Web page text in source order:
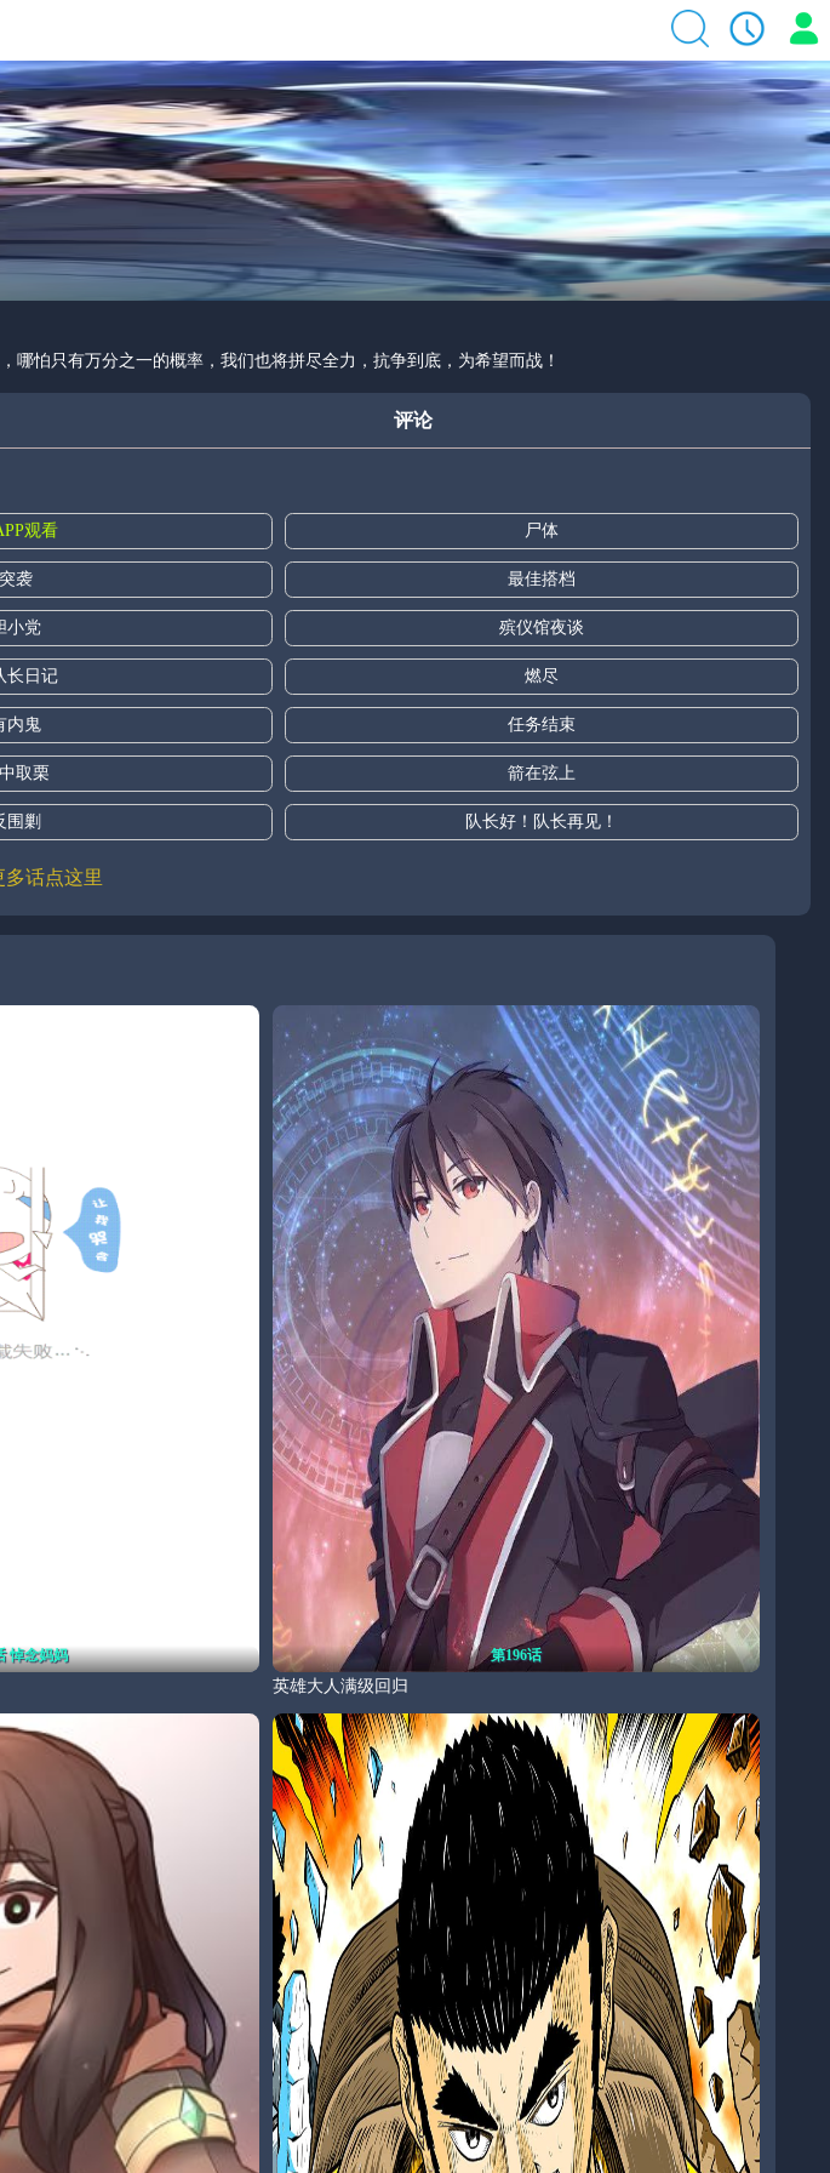
怕只有万分之一的概率，我们也将拼尽全力，抗争到底，为希望而战！
评论
观看 尸体
突袭 最佳搭档
小党 殡仪馆夜谈
长日记 燃尽
内鬼 任务结束
取栗 箭在弦上
围剿 队长好！队长再见！
多话点这里
悼念妈妈 第196话
英雄大人满级回归